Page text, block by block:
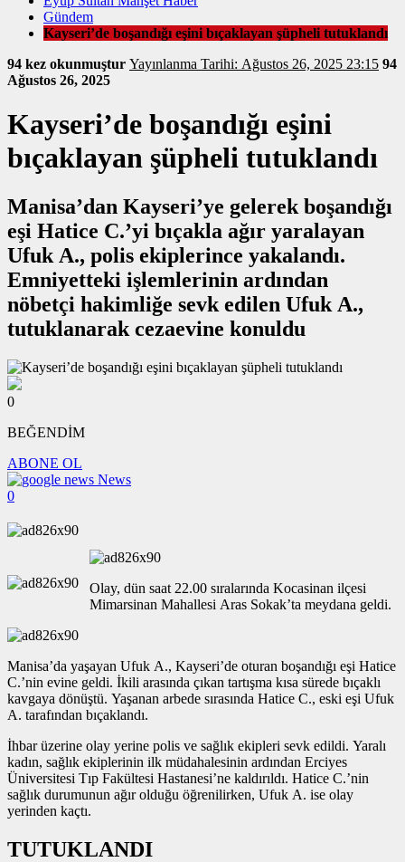
Gündem
Kayseri’de boşandığı eşini bıçaklayan şüpheli tutuklandı
94 kez okunmuştur
Yayınlanma Tarihi: Ağustos 26, 2025 23:15 94
Ağustos 26, 2025
Kayseri’de boşandığı eşini
bıçaklayan şüpheli tutuklandı
Manisa’dan Kayseri’ye gelerek boşandığı
eşi Hatice C.’yi bıçakla ağır yaralayan
Ufuk A., polis ekiplerince yakalandı.
Emniyetteki işlemlerinin ardından
nöbetçi hakimliğe sevk edilen Ufuk A.,
tutuklanarak cezaevine konuldu
0
BEĞENDİM
ABONE OL
News
0
Olay, dün saat 22.00 sıralarında Kocasinan ilçesi
Mimarsinan Mahallesi Aras Sokak’ta meydana geldi.
Manisa’da yaşayan Ufuk A., Kayseri’de oturan boşandığı eşi Hatice
C.’nin evine geldi. İkili arasında çıkan tartışma kısa sürede bıçaklı
kavgaya dönüştü. Yaşanan arbede sırasında Hatice C., eski eşi Ufuk
A. tarafından bıçaklandı.
İhbar üzerine olay yerine polis ve sağlık ekipleri sevk edildi. Yaralı
kadın, sağlık ekiplerinin ilk müdahalesinin ardından Erciyes
Üniversitesi Tıp Fakültesi Hastanesi’ne kaldırıldı. Hatice C.’nin
sağlık durumunun ağır olduğu öğrenilirken, Ufuk A. ise olay
yerinden kaçtı.
TUTUKLANDI